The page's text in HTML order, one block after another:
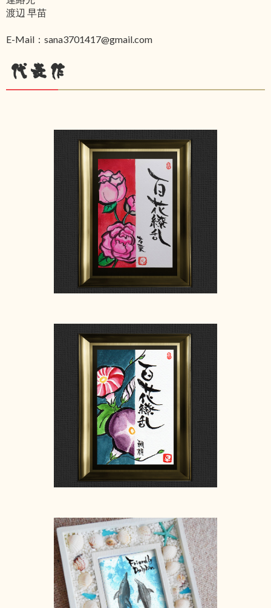
渡辺 早苗
E-Mail：sana3701417@gmail.com
代表作